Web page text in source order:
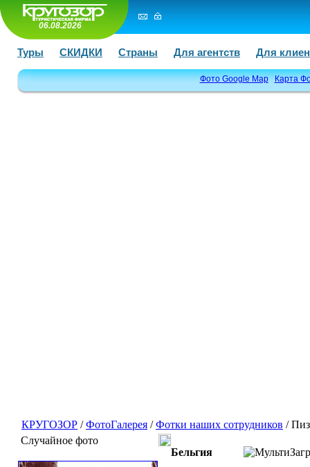
06.08.2026
Туры СКИДКИ Страны Для агентств Для
Фото Google Map Карта
КРУГОЗОР /ФотоГалерея /Фотки наших сотрудников /
Случайное фото
Бельгия